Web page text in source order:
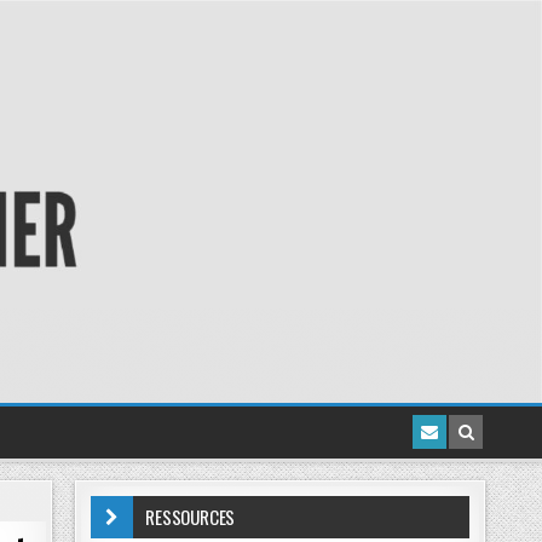
RESSOURCES